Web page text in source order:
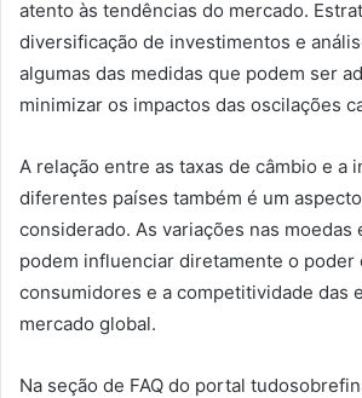
atento às tendências do mercado.
diversificação de investimentos e
algumas das medidas que podem ser
minimizar os impactos das oscilações
A relação entre as taxas de câmbio e a
diferentes países também é um
considerado. As variações nas moedas
podem influenciar diretamente o poder
consumidores e a competitividade das
mercado global.
Na seção de FAQ do portal